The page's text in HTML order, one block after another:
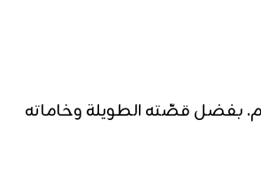
بفضل قصّته الطويلة وخاماته